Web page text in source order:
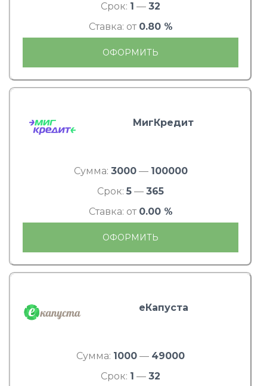
Срок: 1 — 32
Ставка: от 0.80 %
ОФОРМИТЬ
МигКредит
Сумма: 3000— 100000
Срок: 5 — 365
Ставка: от 0.00 %
ОФОРМИТЬ
еКапуста
Сумма: 1000 — 49000
Срок: 1 — 32